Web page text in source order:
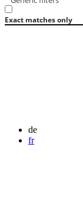
Exact matches only
de
fr